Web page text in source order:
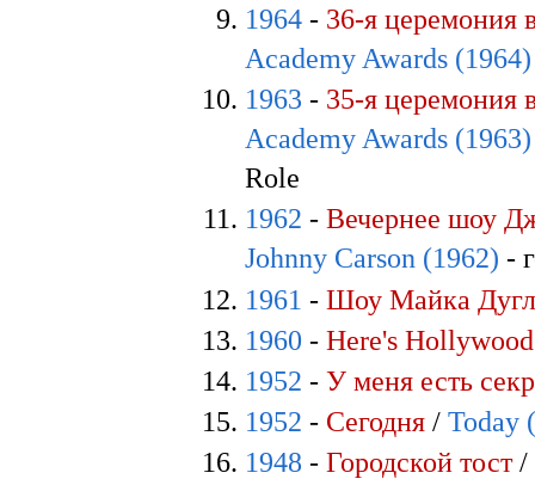
1964 - 36-я церемония
Academy Awards (1964)
1963 - 35-я церемония
Academy Awards (1963)
Role
1962 -Вечернее шоу
Johnny Carson (1962) -
1961 -Шоу Майка
1960 -Here's Hollywood
1952 -У меня есть
1952 - Сегодня /Today
1948 -Городской тост/